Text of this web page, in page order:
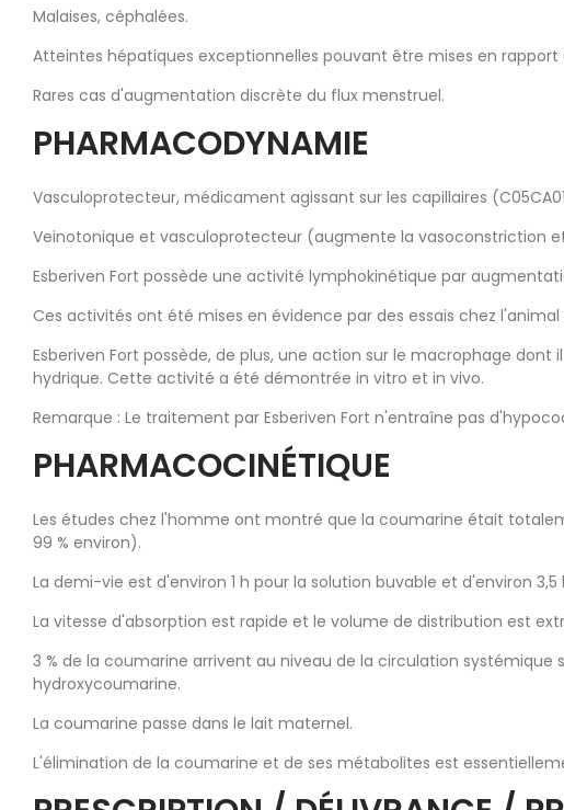
Malaises, céphalées.
Atteintes hépatiques exceptionnelles pouvant être mises en
Rares cas d'augmentation discrète du flux menstruel.
PHARMACODYNAMIE
Vasculoprotecteur, médicament agissant sur les capillaires
Veinotonique et vasculoprotecteur (augmente la vasoconstriction
Esberiven Fort possède une activité lymphokinétique par
Ces activités ont été mises en évidence par des essais chez
Esberiven Fort possède, de plus, une action sur le macrophage
hydrique. Cette activité a été démontrée in vitro et in vivo.
Remarque : Le traitement par Esberiven Fort n'entraîne pas
PHARMACOCINÉTIQUE
Les études chez l'homme ont montré que la coumarine était
99 % environ).
La demi-vie est d'environ 1 h pour la solution buvable et d'environ
La vitesse d'absorption est rapide et le volume de distribution est
3 % de la coumarine arrivent au niveau de la circulation
hydroxycoumarine.
La coumarine passe dans le lait maternel.
L'élimination de la coumarine et de ses métabolites est